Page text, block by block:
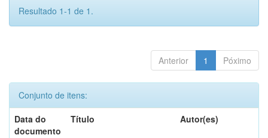
Resultado 1-1 de 1.
Anterior 1 Póximo
Conjunto de itens:
Data do
documento
Título Autor(es)